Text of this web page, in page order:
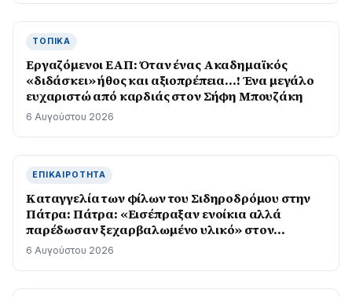
ΤΟΠΙΚΆ
Εργαζόμενοι ΕΑΠ: Όταν ένας Ακαδημαϊκός
«διδάσκει» ήθος και αξιοπρέπεια…! Ένα μεγάλο
ευχαριστώ από καρδιάς στον Σήφη Μπουζάκη
6 Αυγούστου 2026
ΕΠΙΚΑΙΡΌΤΗΤΑ
Καταγγελία των φίλων του Σιδηροδρόμου στην
Πάτρα: Πάτρα: «Εισέπραξαν ενοίκια αλλά
παρέδωσαν ξεχαρβαλωμένο υλικό» στον
Προαστιακό
6 Αυγούστου 2026